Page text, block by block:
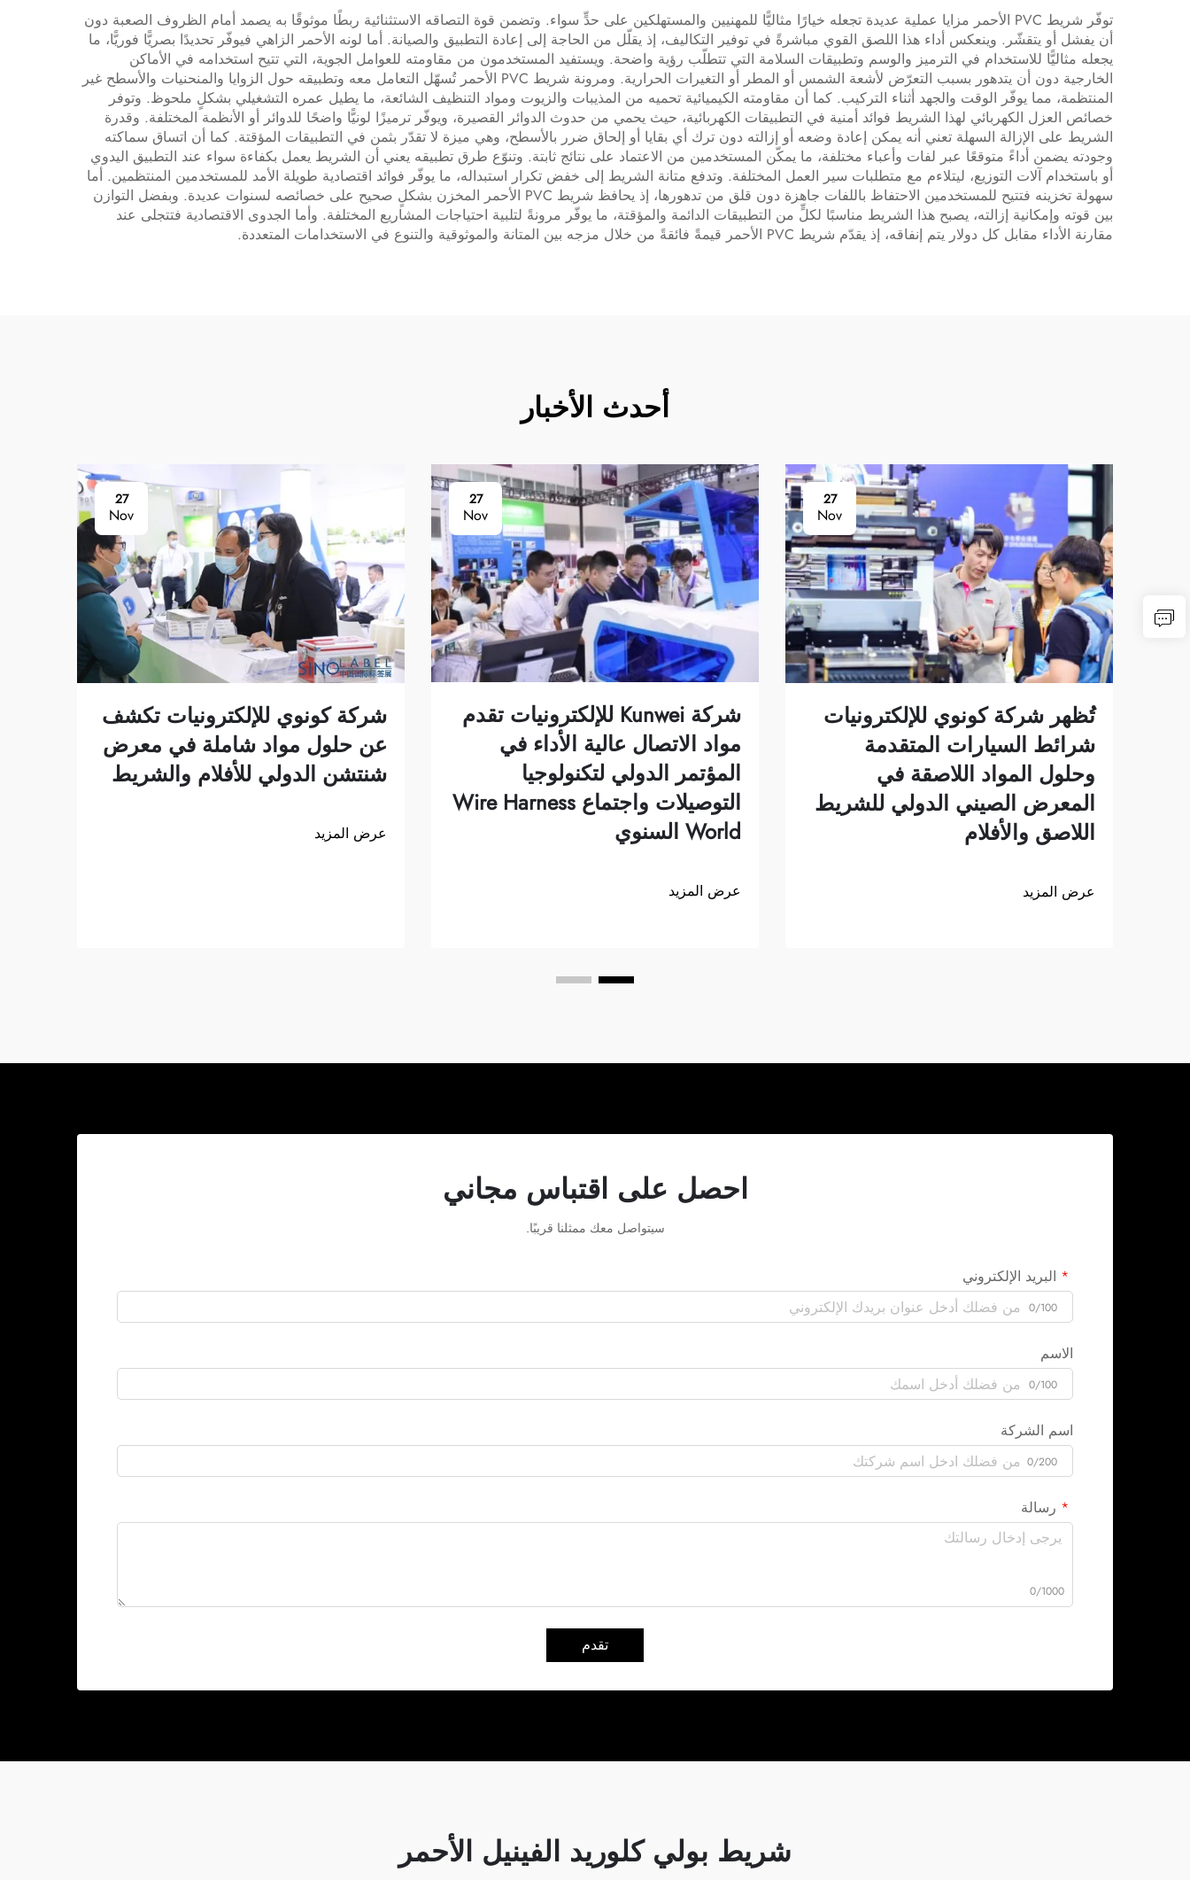
توفّر شريط PVC الأحمر مزايا عملية عديدة تجعله خيارًا مثاليًّا للمهنيين والمستهلكين على حدٍّ سواء. وتضمن قوة التصاقه الاستثنائية ربطًا موثوقًا به يصمد أمام الظروف الصعبة دون
أن يفشل أو يتقشّر. وينعكس أداء هذا اللصق القوي مباشرةً في توفير التكاليف، إذ يقلّل من الحاجة إلى إعادة التطبيق والصيانة. أما لونه الأحمر الزاهي فيوفّر تحديدًا بصريًّا فوريًّا، ما
يجعله مثاليًّا للاستخدام في الترميز والوسم وتطبيقات السلامة التي تتطلّب رؤية واضحة. ويستفيد المستخدمون من مقاومته للعوامل الجوية، التي تتيح استخدامه في الأماكن
الخارجية دون أن يتدهور بسبب التعرّض لأشعة الشمس أو المطر أو التغيرات الحرارية. ومرونة شريط PVC الأحمر تُسهّل التعامل معه وتطبيقه حول الزوايا والمنحنيات والأسطح غير
المنتظمة، مما يوفّر الوقت والجهد أثناء التركيب. كما أن مقاومته الكيميائية تحميه من المذيبات والزيوت ومواد التنظيف الشائعة، ما يطيل عمره التشغيلي بشكلٍ ملحوظ. وتوفر
خصائص العزل الكهربائي لهذا الشريط فوائد أمنية في التطبيقات الكهربائية، حيث يحمي من حدوث الدوائر القصيرة، ويوفّر ترميزًا لونيًّا واضحًا للدوائر أو الأنظمة المختلفة. وقدرة
الشريط على الإزالة السهلة تعني أنه يمكن إعادة وضعه أو إزالته دون ترك أي بقايا أو إلحاق ضرر بالأسطح، وهي ميزة لا تقدّر بثمن في التطبيقات المؤقتة. كما أن اتساق سماكته
وجودته يضمن أداءً متوقعًا عبر لفات وأعباء مختلفة، ما يمكّن المستخدمين من الاعتماد على نتائج ثابتة. وتنوّع طرق تطبيقه يعني أن الشريط يعمل بكفاءة سواء عند التطبيق اليدوي
أو باستخدام آلات التوزيع، ليتلاءم مع متطلبات سير العمل المختلفة. وتدفع متانة الشريط إلى خفض تكرار استبداله، ما يوفّر فوائد اقتصادية طويلة الأمد للمستخدمين المنتظمين. أما
سهولة تخزينه فتتيح للمستخدمين الاحتفاظ باللفات جاهزة دون قلق من تدهورها، إذ يحافظ شريط PVC الأحمر المخزن بشكلٍ صحيح على خصائصه لسنوات عديدة. وبفضل التوازن
بين قوته وإمكانية إزالته، يصبح هذا الشريط مناسبًا لكلٍّ من التطبيقات الدائمة والمؤقتة، ما يوفّر مرونةً لتلبية احتياجات المشاريع المختلفة. وأما الجدوى الاقتصادية فتتجلى عند
مقارنة الأداء مقابل كل دولار يتم إنفاقه، إذ يقدّم شريط PVC الأحمر قيمةً فائقةً من خلال مزجه بين المتانة والموثوقية والتنوع في الاستخدامات المتعددة.
أحدث الأخبار
27
Nov
تُظهر شركة كونوي للإلكترونيات
شرائط السيارات المتقدمة
وحلول المواد اللاصقة في
المعرض الصيني الدولي للشريط
اللاصق والأفلام
عرض المزيد
27
Nov
شركة Kunwei للإلكترونيات تقدم
مواد الاتصال عالية الأداء في
المؤتمر الدولي لتكنولوجيا
التوصيلات واجتماع Wire Harness
World السنوي
عرض المزيد
27
Nov
شركة كونوي للإلكترونيات تكشف
عن حلول مواد شاملة في معرض
شنتشن الدولي للأفلام والشريط
عرض المزيد
احصل على اقتباس مجاني
سيتواصل معك ممثلنا قريبًا.
البريد الإلكتروني
0/100
الاسم
0/100
اسم الشركة
0/200
رسالة
0/1000
تقدم
شريط بولي كلوريد الفينيل الأحمر